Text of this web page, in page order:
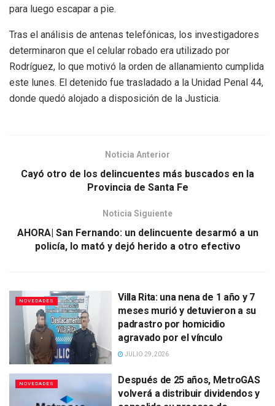
para luego escapar a pie.
Tras el análisis de antenas telefónicas, los investigadores
determinaron que el celular robado era utilizado por
Rodríguez, lo que motivó la orden de allanamiento cumplida
este lunes. El detenido fue trasladado a la Unidad Penal 44,
donde quedó alojado a disposición de la Justicia.
Noticia Anterior
Cayó otro de los delincuentes más buscados en la
Provincia de Santa Fe
Noticia Siguiente
AHORA| San Fernando: un delincuente desarmó a un
policía, lo mató y dejó herido a otro efectivo
NOVEDADES
Villa Rita: una nena de 1 año y 7
meses murió y detuvieron a su
padrastro por homicidio
agravado por el vínculo
JULIO 29, 2026
NOVEDADES
Después de 25 años, MetroGAS
volverá a distribuir dividendos y